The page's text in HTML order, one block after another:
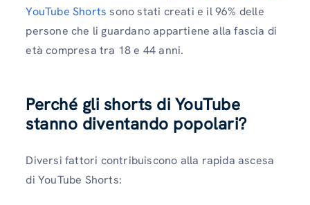
YouTube Shorts sono stati creati e il 96% delle
persone che li guardano appartiene alla fascia di
età compresa tra 18 e 44 anni.
Perché gli shorts di YouTube
stanno diventando popolari?
Diversi fattori contribuiscono alla rapida ascesa
di YouTube Shorts: